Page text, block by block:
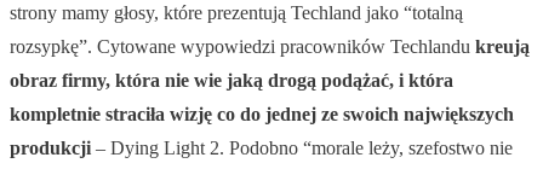
strony mamy głosy, które prezentują Techland jako “totalną
rozsypkę”. Cytowane wypowiedzi pracowników Techlandu kreują
obraz firmy, która nie wie jaką drogą podążać, i która
kompletnie straciła wizję co do jednej ze swoich największych
produkcji – Dying Light 2. Podobno “morale leży, szefostwo nie